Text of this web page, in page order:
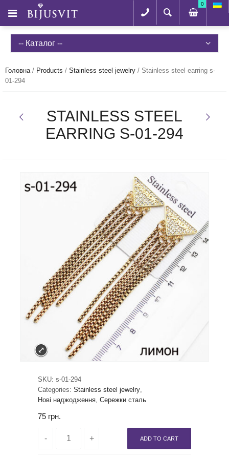
0
-- Каталог --
Головна/ Products / Stainless steel jewelry / Stainless steel earring s-
01-294
STAINLESS STEEL
EARRING S-01-294
SKU: s-01-294
Categories: Stainless steel jewelry,
Нові наджодження, Сережки сталь
75 грн.
ADD TO CART